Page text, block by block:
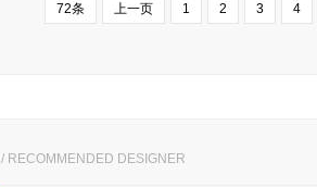
72条 上一页 1 2 3 4
/ RECOMMENDED DESIGNER